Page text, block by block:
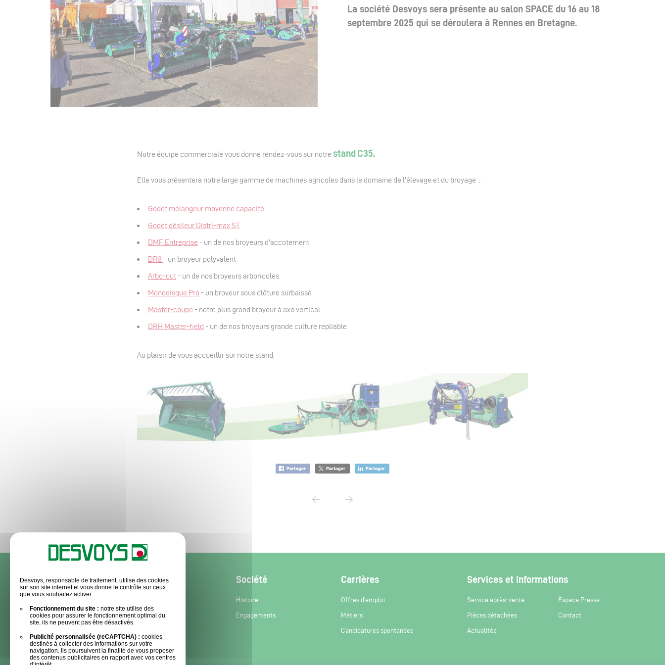
La société Desvoys sera présente au salon SPACE du 16 au 18
septembre 2025 qui se déroulera à Rennes en Bretagne.
Notre équipe commerciale vous donne rendez-vous sur notre standC35.
Elle vous présentera notre large gamme de machines agricoles dans le domaine de l'élevage et du broyage :
Godet mélangeur moyenne capacité
Godet désileur Distri-max ST
DMF Entreprise - un de nos broyeurs d'accotement
DR8 - un broyeur polyvalent
Arbo-cut - un de nos broyeurs arboricoles
Monodisque Pro - un broyeur sous clôture surbaissé
Master-coupe - notre plus grand broyeur à axe vertical
DRH Master-field - un de nos broyeurs grande culture repliable
Au plaisir de vous accueillir sur notre stand,
Produits
Broyeurs à axe vertical
Lames et outils de
déneigement
Société
Histoire
Engagements
Carrières
Offres d'emploi
Métiers
Candidatures spontanées
Services et informations
Service après-vente
Pièces détachées
Actualités
Espace Presse
Contact
Desvoys, responsable de traitement, utilise des cookies
sur son site internet et vous donne le contrôle sur ceux
que vous souhaitez activer :
Fonctionnement du site : notre site utilise des
cookies pour assurer le fonctionnement optimal du
site, ils ne peuvent pas être désactivés.
Publicité personnalisée (reCAPTCHA) : cookies
destinés à collecter des informations sur votre
navigation. Ils poursuivent la finalité de vous proposer
des contenus publicitaires en rapport avec vos centres